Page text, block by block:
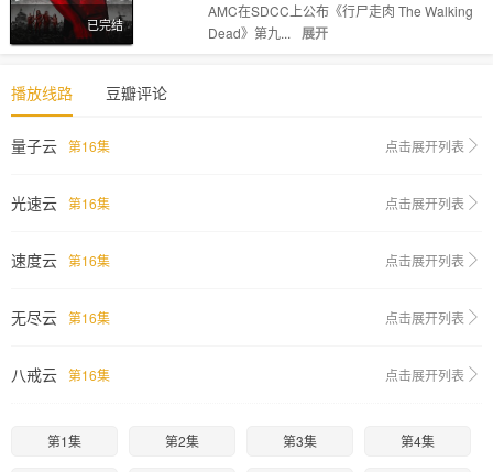
已完结
AMC在SDCC上公布《行尸走肉 The Walking
Dead》第九...
展开
播放线路 豆瓣评论
量子云 第16集 点击展开列表
光速云 第16集 点击展开列表
速度云 第16集 点击展开列表
无尽云 第16集 点击展开列表
八戒云 第16集 点击展开列表
第1集 第2集 第3集 第4集